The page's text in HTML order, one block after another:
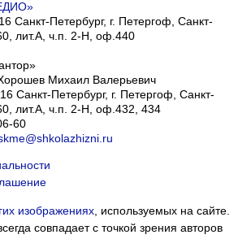
Санкт-Петербург, г. Петергоф, Санкт-
лит.А, ч.п. 2-Н, оф.440
Михаил Валерьевич
Санкт-Петербург, г. Петергоф Санкт-
лит.А, ч.п. 2-Н, оф.432, 434
60
изображениях, используемых на сайте.
совпадает с точкой зрения авторов